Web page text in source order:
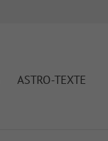
ASTRO-TEXTE